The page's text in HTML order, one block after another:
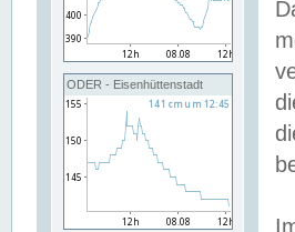
ODER - Eisenhüttenstadt